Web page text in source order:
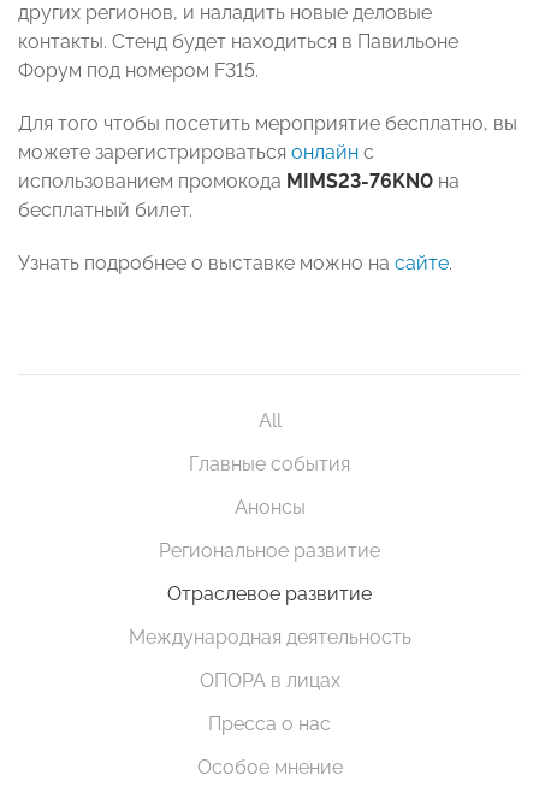
других регионов, и наладить новые деловые
контакты. Стенд будет находиться в Павильоне
Форум под номером F315.
Для того чтобы посетить мероприятие бесплатно, вы
можете зарегистрироваться онлайн с
использованием промокода MIMS23-76KN0 на
бесплатный билет.
Узнать подробнее о выставке можно на сайте.
All
Главные события
Анонсы
Региональное развитие
Отраслевое развитие
Международная деятельность
ОПОРА в лицах
Пресса о нас
Особое мнение